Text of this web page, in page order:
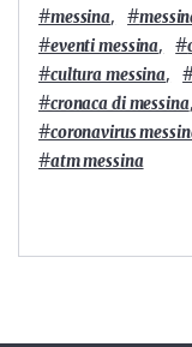
#messina, #
#eventi messina, #
#cultura messina,
#cronaca di messina,
#coronavirus
#atm messina